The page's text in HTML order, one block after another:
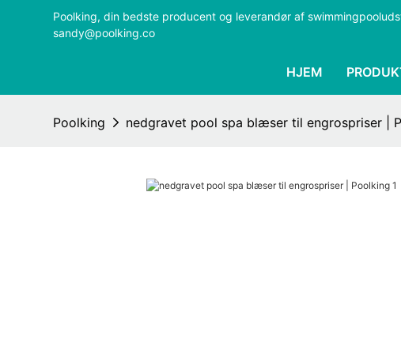
Poolking, din bedste producent og leverandør af
sandy@poolking.co
HJEM
Poolking nedgravet pool spa blæser til engrospriser |